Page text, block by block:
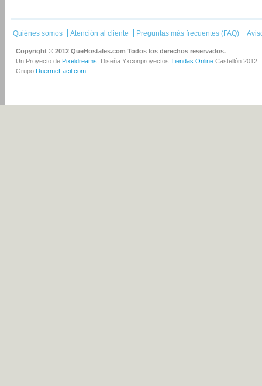
Quiénes somos Atención al cliente Preguntas más frecuentes (FAQ)
Copyright © 2012 QueHostales.com Todos los derechos reservados.
Un Proyecto de Pixeldreams , Diseña Yxconproyectos Tiendas Online Castellón 2012
Grupo DuermeFacil.com